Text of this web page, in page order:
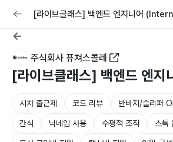
교육 커리어
[라이브클래스] 백엔드 엔지니어
주식회사 퓨쳐스콜레
[라이브클래스] 백엔드 엔
시차 출근제 코드 리뷰 반바지/슬리퍼
간식 닉네임 사용 수평적 조직 스톡